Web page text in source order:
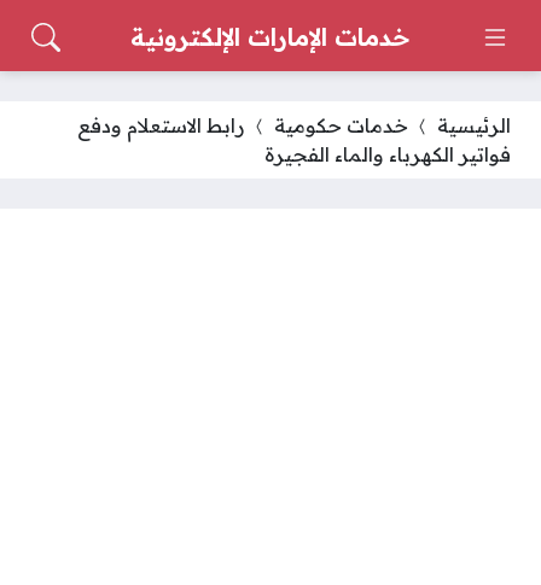
خدمات الإمارات الإلكترونية
الرئيسية خدمات حكومية
رابط الاستعلام ودفع
فواتير الكهرباء والماء الفجيرة